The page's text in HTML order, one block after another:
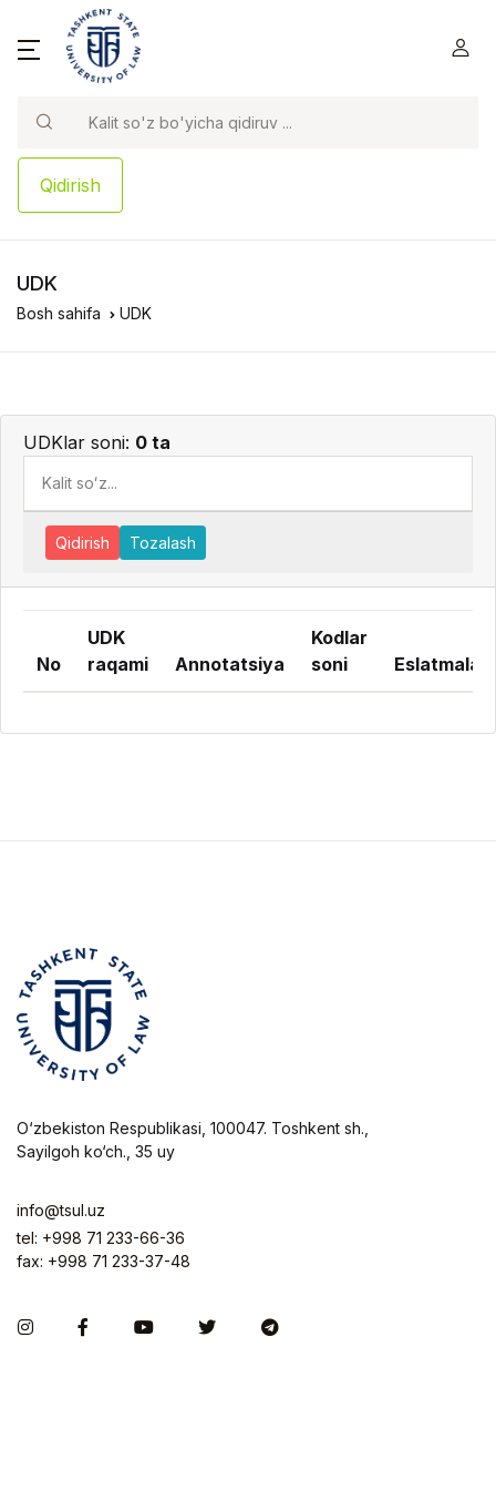
Qidirish
UDK
Bosh sahifa UDK
UDKlar soni: 0 ta
Qidirish Tozalash
No
UDK
raqami
Annotatsiya
Kodlar
soni
Eslatmalar
O‘zbekiston Respublikasi, 100047. Toshkent sh.,
Sayilgoh ko‘ch., 35 uy
info@tsul.uz
tel: +998 71 233-66-36
fax: +998 71 233-37-48